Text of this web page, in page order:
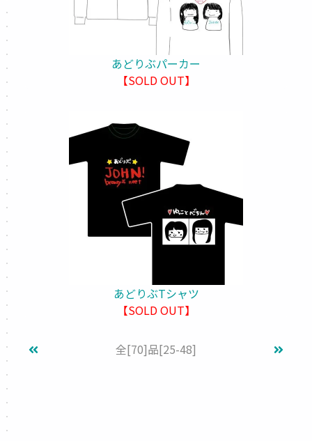
あどりぶパーカー
【SOLD OUT】
あどりぶTシャツ
【SOLD OUT】
全[70]品[25-48]